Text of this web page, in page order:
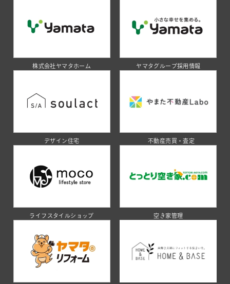
株式会社ヤマタホーム ヤマタグループ採用情報
デザイン住宅 不動産売買・査定
ライフスタイルショップ 空き家管理